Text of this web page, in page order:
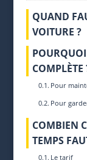
QUAND
VOITURE ?
COMPLÈTE
Pour
Pour
COMBIEN
TEMPS
Le tarif